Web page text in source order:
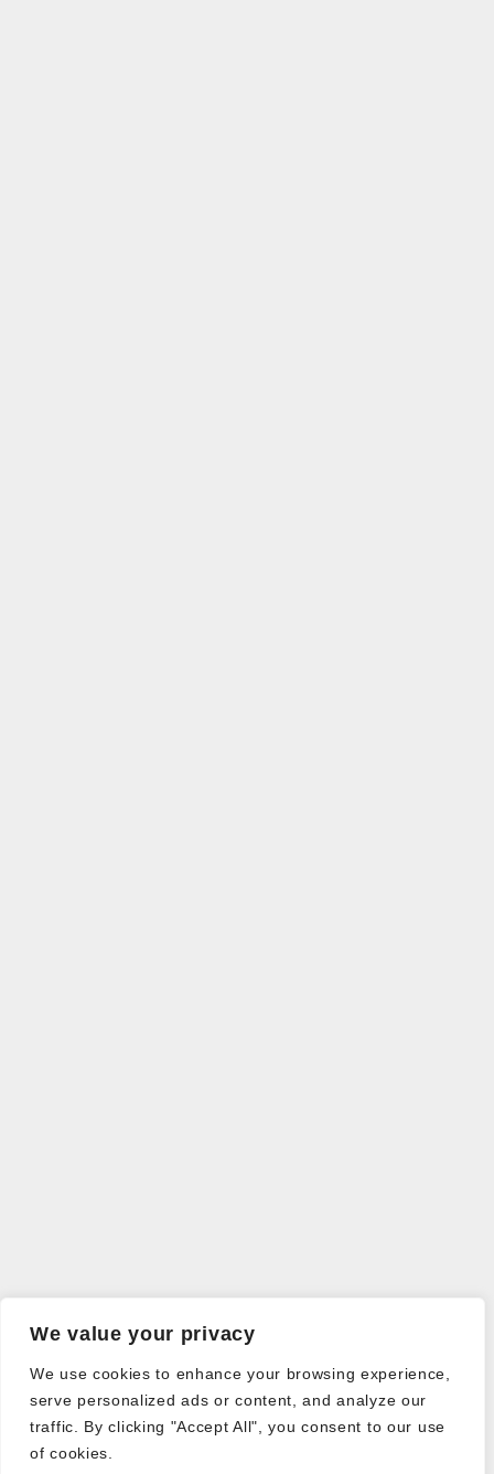
We value your privacy
We use cookies to enhance your browsing experience,
serve personalized ads or content, and analyze our
traffic. By clicking "Accept All", you consent to our use
of cookies.